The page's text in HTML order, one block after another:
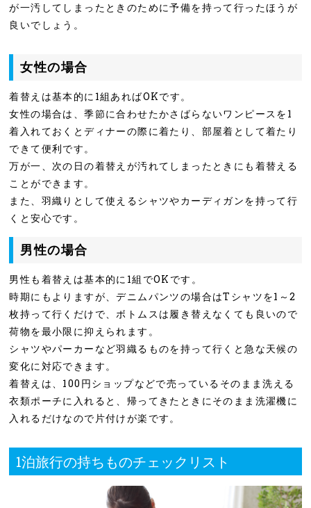
が一汚してしまったときのために予備を持って行ったほうが
良いでしょう。
女性の場合
着替えは基本的に1組あればOKです。
女性の場合は、季節に合わせたかさばらないワンピースを1
着入れておくとディナーの際に着たり、部屋着として着たり
できて便利です。
万が一、次の日の着替えが汚れてしまったときにも着替える
ことができます。
また、羽織りとして使えるシャツやカーディガンを持って行
くと安心です。
男性の場合
男性も着替えは基本的に1組でOKです。
時期にもよりますが、デニムパンツの場合はTシャツを1～2
枚持って行くだけで、ボトムスは履き替えなくても良いので
荷物を最小限に抑えられます。
シャツやパーカーなど羽織るものを持って行くと急な天候の
変化に対応できます。
着替えは、100円ショップなどで売っているそのまま洗える
衣類ポーチに入れると、帰ってきたときにそのまま洗濯機に
入れるだけなので片付けが楽です。
1泊旅行の持ちものチェックリスト